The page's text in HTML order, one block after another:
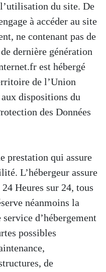
du site. De
à accéder au site
ne contenant pas de
dernière génération
est hébergé
de l’Union
dispositions du
des Données
prestation qui assure
L’hébergeur assure
Heures sur 24, tous
néanmoins la
d’hébergement
possibles
de